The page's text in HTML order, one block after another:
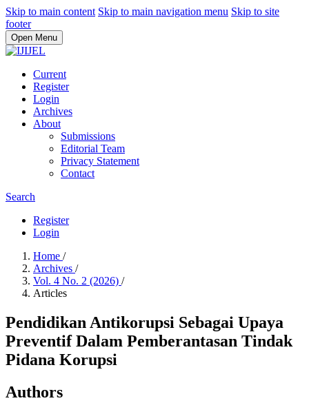
Skip to main content Skip to main navigation menu Skip to site
footer
Open Menu
Current
Register
Login
Archives
About
Submissions
Editorial Team
Privacy Statement
Contact
Search
Register
Login
Home /
Archives /
Vol. 4 No. 2 (2026) /
Articles
Pendidikan Antikorupsi Sebagai Upaya
Preventif Dalam Pemberantasan Tindak
Pidana Korupsi
Authors